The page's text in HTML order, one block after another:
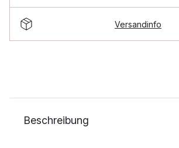
Versandinfo
Beschreibung